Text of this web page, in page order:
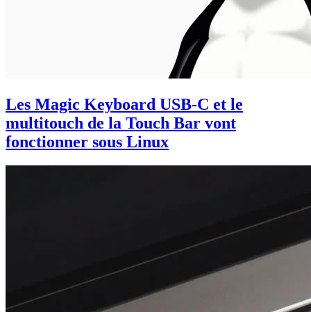
Les Magic Keyboard USB-C et le
multitouch de la Touch Bar vont
fonctionner sous Linux